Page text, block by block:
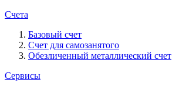
Счета
Базовый счет
Счет для самозанятого
Обезличенный металлический счет
Сервисы